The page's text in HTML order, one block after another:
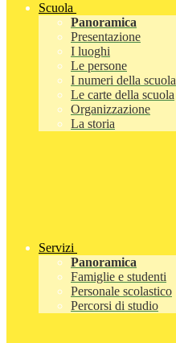
Scuola
Panoramica
Presentazione
I luoghi
Le persone
I numeri della scuola
Le carte della scuola
Organizzazione
La storia
Servizi
Panoramica
Famiglie e studenti
Personale scolastico
Percorsi di studio